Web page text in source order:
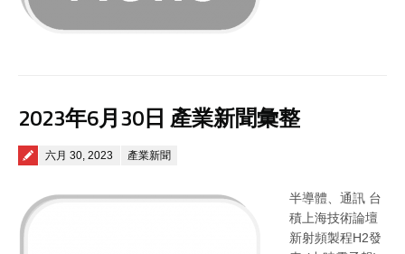
2023年6月30日 產業新聞彙整
Posted on
六月 30, 2023 產業新聞
半導體、通訊 台
積上海技術論壇
新射頻製程H2發